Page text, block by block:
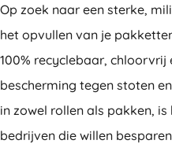
Op zoek naar een sterke,
het opvullen van je
100% recyclebaar,
bescherming tegen stoten
in zowel rollen als pakken,
bedrijven die willen